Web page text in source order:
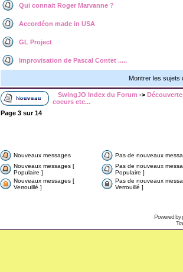
Qui connait Roger Marvanne ?
Accordéon made in USA
GL Project
Improvisation de Pascal Contet .....
Montrer les sujets
SwingJO Index du Forum ->
coeurs etc...
Page 3sur14
Nouveaux messages
Pas de nouveaux
Nouveaux messages [
Populaire ]
Pas de nouveaux
Populaire ]
Nouveaux messages [
Verrouillé ]
Pas de nouveaux
Verrouillé ]
Powered by